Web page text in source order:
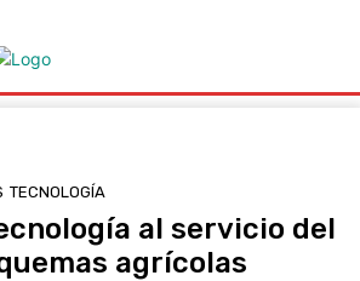
TECNOLOGÍA
al servicio del
agrícolas